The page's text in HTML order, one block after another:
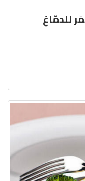
للدمّاغ